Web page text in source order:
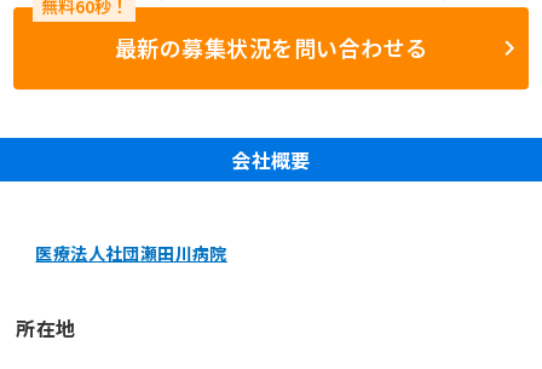
最新の募集状況を問い合わせる
会社概要
医療法人社団瀬田川病院
所在地